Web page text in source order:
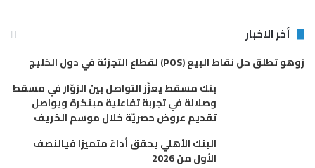
أخر الاخبار
زوهو تطلق حل نقاط البيع (POS) لقطاع التجزئة في دول الخليج
بنك مسقط يعزّز التواصل بين الزوّار في مسقط
وصلالة في تجربة تفاعلية مبتكرة ويواصل
تقديم عروض حصريّة خلال موسم الخريف
البنك الأهلي يحقق أداءً متميزا فيالنصف
الأول من 2026